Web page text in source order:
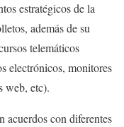
estratégicos de la
además de su
telemáticos
electrónicos, monitores
web, etc).
acuerdos con diferentes